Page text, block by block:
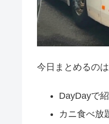
今日まとめるの
DayDayで
カニ食べ放